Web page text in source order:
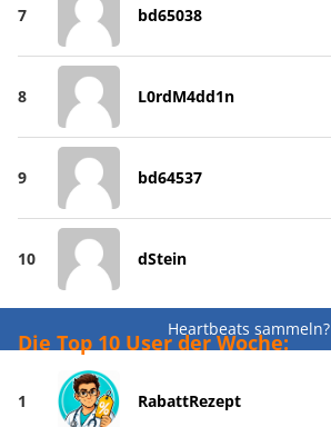
7 bd65038
8 L0rdM4dd1n
9 bd64537
10 dStein
Heartbeats sammeln?
Die Top 10 User der Woche:
1 RabattRezept